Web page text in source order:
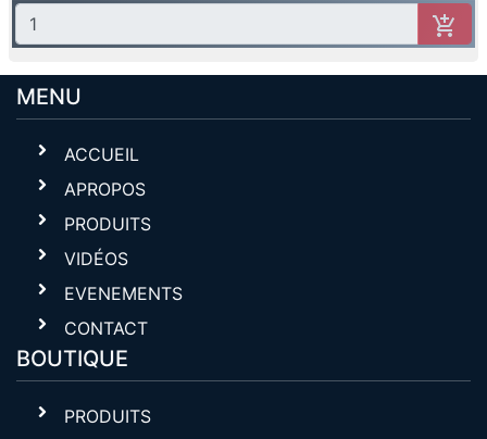
MENU
ACCUEIL
APROPOS
PRODUITS
VIDÉOS
EVENEMENTS
CONTACT
BOUTIQUE
PRODUITS